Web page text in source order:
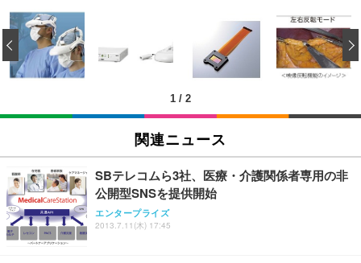
[EdoErgo] オフィスチェア 椅子 テレワーク 疲れな
い 跳ね上げ式アームレスト コンパクト 約105度ロッ
キング pc 事務椅子 360度回転 座面昇降 強化ナイロ
ン樹脂ベース 通気性メッシュ 在宅ワーク H-WY01
SIHOO B100 オフィスチェア／デスクチェア メッシ
ュチェア 人間工学 疲れない ブラック
￥27,999
Sezlife オフィスチェア デスクチェア 疲れない テレ
ワーク チェア 強化バックレスト 30度ロッキング機
能 人間工学 椅子 腰サポート 90度跳ね上げ式アーム
EIZO ビジネス向けプレミアムモニター | FlexScan
EV3240X-WT | 31.5型4K UHD・USB Type-C・ホワ
イト
EIZO ビジネス向けプレミアムモニター | FlexScan
￥109,572
【純正品】27"ゲーミングモニター DualSense 充電
フック付き（CFI-ZDM1J）
Amazonベーシック ペットシーツ 薄型 レギュラー 1
回使い捨て 無香料 ホワイト 300枚
￥3,373
Amazonベーシック ペットシーツ 厚型 ワイド 42枚
x2袋(84枚) ホワイト(吸収面:ライトブルー)
￥3,234
ネオ・ルーライフ ネオ・オムツ L 中型犬用 26枚入
り 単品
1 / 2
‹
関連ニュース
SBテレコムら3社、医療・介護関係者専用の非
公開型SNSを提供開始
エンタープライズ
2013.7.11(木) 17:45